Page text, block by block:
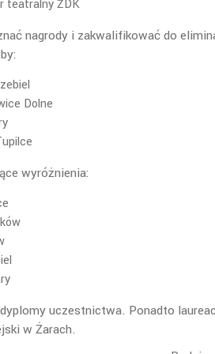
teatralny ŻDK
nagrody i zakwalifikować do
Dolne
wyróżnienia:
uczestnictwa. Ponadto
w Żarach.